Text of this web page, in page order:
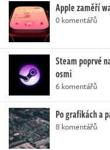
Apple zaměří
0 komentářů
Steam poprvé
osmi
6 komentářů
Po grafikách a
8 komentářů